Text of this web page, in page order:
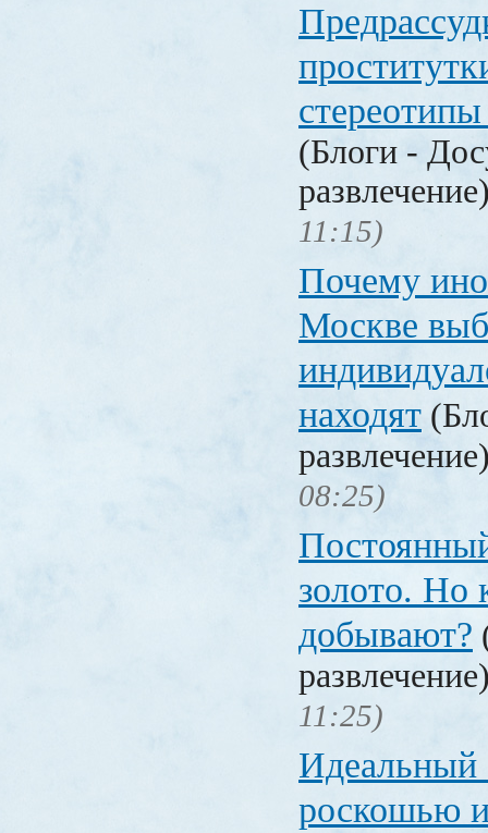
(Блоги -
11:15)
Почему
Москве
находят
08:25)
золото. Но
добывают?
11:25)
Идеальный
роскошью